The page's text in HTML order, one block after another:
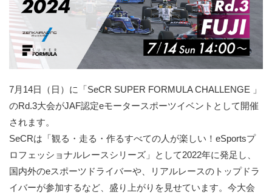
7月14日（日）に「SeCR SUPER FORMULA CHALLENGE 」
のRd.3大会がJAF認定eモータースポーツイベントとして開催
されます。
SeCRは「観る・走る・作るすべての人が楽しい！eSportsプ
ロフェッショナルレースシリーズ」として2022年に発足し、
国内外のeスポーツドライバーや、リアルレースのトップドラ
イバーが参加するなど、盛り上がりを見せています。今大会